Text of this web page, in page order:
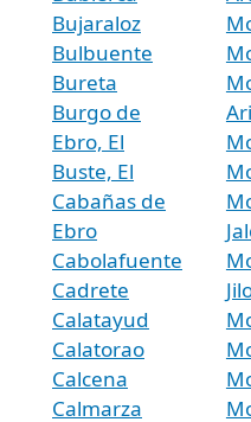
Bujaraloz
Bulbuente
Bureta
Burgo de
Ebro, El
Buste, El
Cabañas de
Ebro
Cabolafuente
Cadrete
Calatayud
Calatorao
Calcena
Calmarza